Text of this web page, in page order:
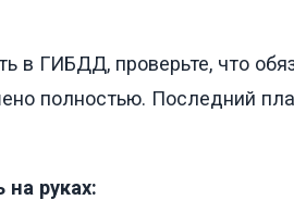
в ГИБДД, проверьте, что
полностью. Последний
руках: